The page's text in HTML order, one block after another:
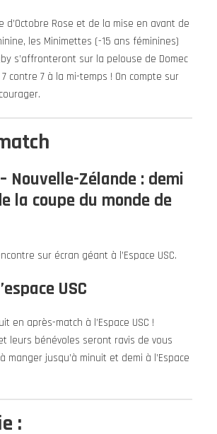
d’Octobre Rose et de la mise en avant de
les Minimettes (-15 ans féminines)
s’affronteront sur la pelouse de Domec
contre 7 à la mi-temps ! On compte sur
Nouvelle-Zélande : demi
la coupe du monde de
sur écran géant à l’Espace USC.
USC
en après-match à l’Espace USC !
leurs bénévoles seront ravis de vous
manger jusqu’à minuit et demi à l’Espace
: